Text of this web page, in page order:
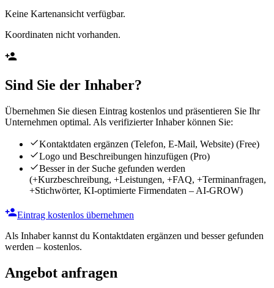
Keine Kartenansicht verfügbar.
Koordinaten nicht vorhanden.
Sind Sie der Inhaber?
Übernehmen Sie diesen Eintrag kostenlos und präsentieren Sie Ihr
Unternehmen optimal. Als verifizierter Inhaber können Sie:
Kontaktdaten ergänzen (Telefon, E-Mail, Website) (Free)
Logo und Beschreibungen hinzufügen (Pro)
Besser in der Suche gefunden werden
(+Kurzbeschreibung, +Leistungen, +FAQ, +Terminanfragen,
+Stichwörter, KI-optimierte Firmendaten – AI-GROW)
Eintrag kostenlos übernehmen
Als Inhaber kannst du Kontaktdaten ergänzen und besser gefunden
werden – kostenlos.
Angebot anfragen